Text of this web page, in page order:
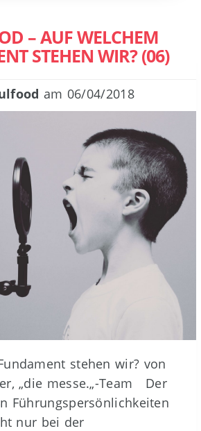
– AUF WELCHEM
STEHEN WIR? (06)
am 06/04/2018
stehen wir? von
„die messe.„-Team Der
Führungspersönlichkeiten
nur bei der